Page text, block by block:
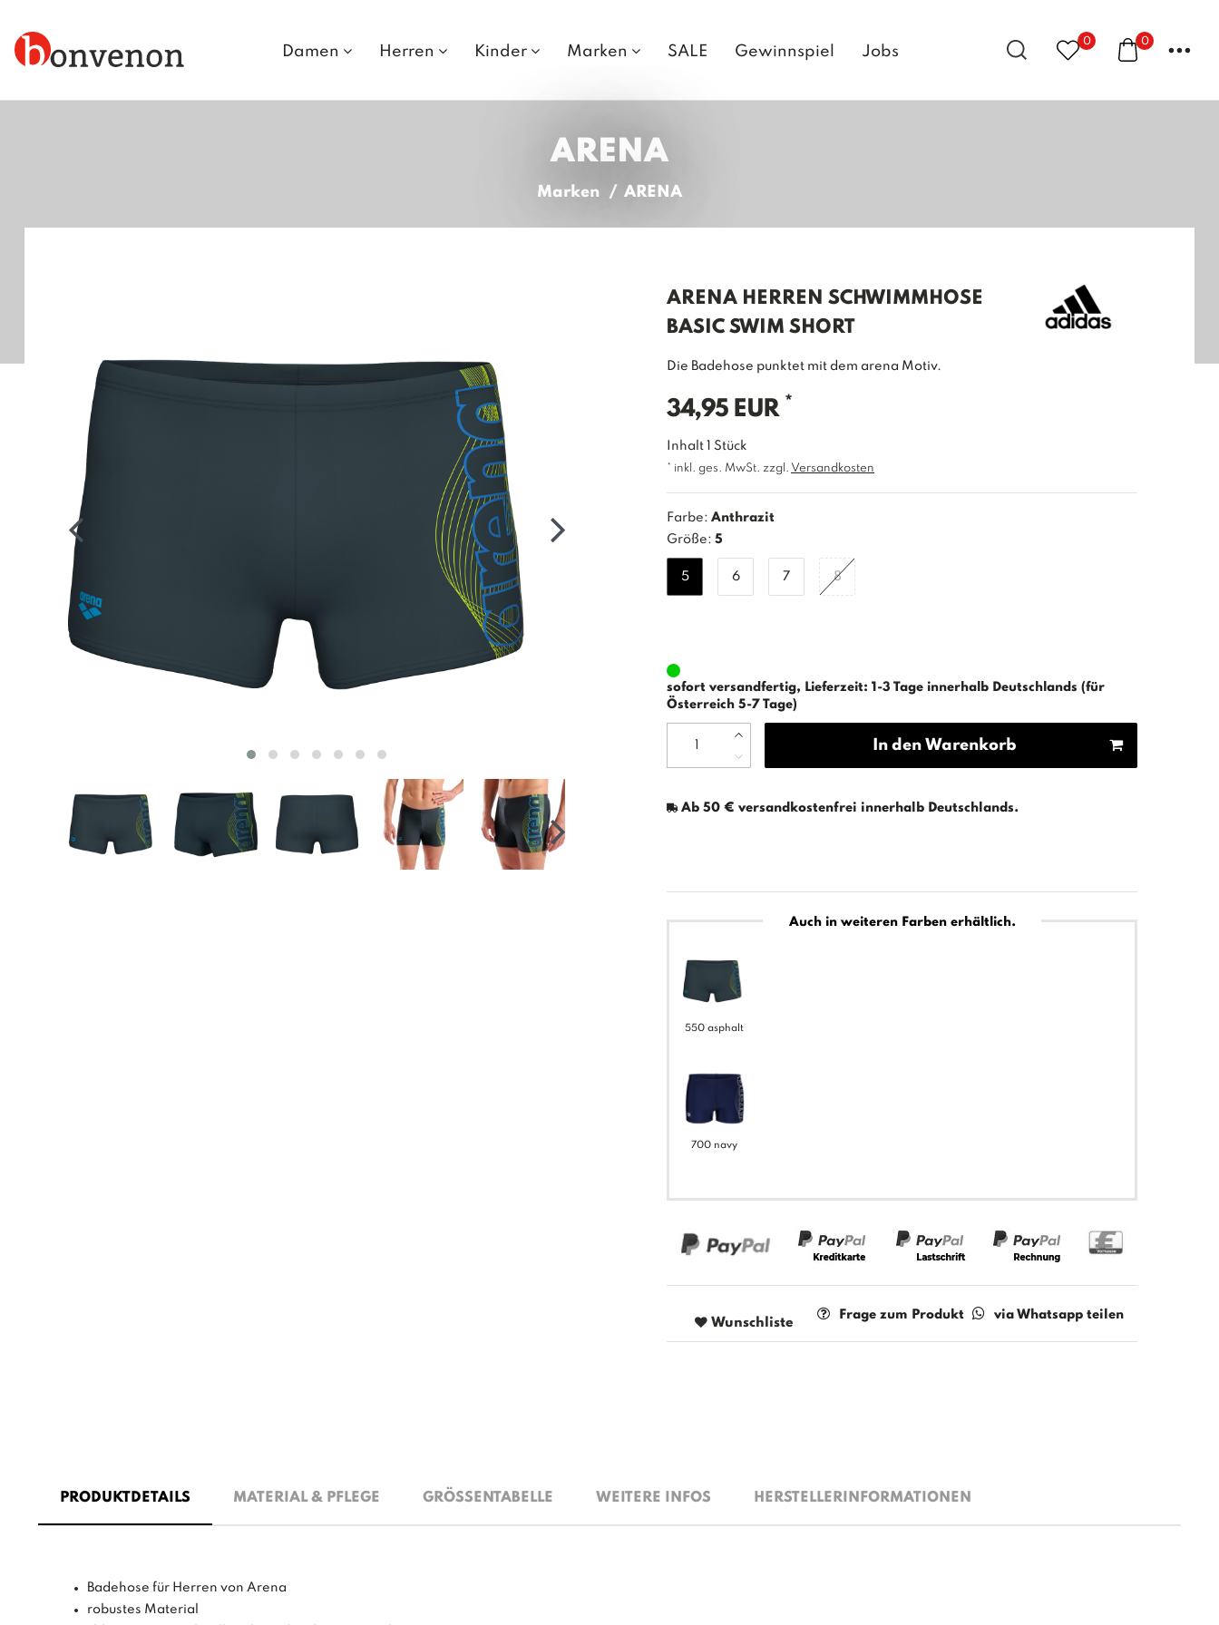
Damen Herren Kinder Marken SALE Gewinnspiel Jobs
0 0 ...
ARENA
Marken ARENA
ARENA HERREN SCHWIMMHOSE
BASIC SWIM SHORT
Die Badehose punktet mit dem arena Motiv.
34,95 EUR *
Inhalt Stück
* inkl. ges. MwSt. zzgl. Versandkosten
Farbe: Anthrazit
Größe: 5
5 6 7 8
sofort versandfertig, Lieferzeit: 1-3 Tage innerhalb Deutschlands (für
Österreich 5-7 Tage)
In den Warenkorb
Ab 50 € versandkostenfrei innerhalb Deutschlands.
Auch in weiteren Farben erhältlich.
550 asphalt
700 navy
Wunschliste
Frage zum Produkt via Whatsapp teilen
PRODUKTDETAILS MATERIAL & PFLEGE GRÖSSENTABELLE WEITERE INFOS HERSTELLERINFORMATIONEN
Badehose für Herren von Arena
robustes Material